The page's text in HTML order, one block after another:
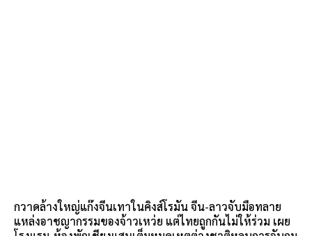
กวาดล้างใหญ่แก๊งจีนเทาในคิงส์โรมัน จีน-ลาวจับมือทลาย
แหล่งอาชญากรรมของจ้าวเหว่ย แต่ไทยถูกกันไม่ให้ร่วม เผย